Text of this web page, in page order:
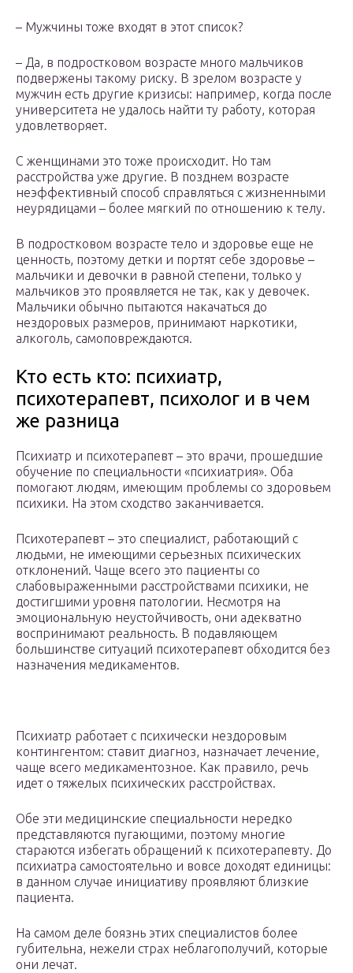
– Мужчины тоже входят в этот список?
– Да, в подростковом возрасте много мальчиков
подвержены такому риску. В зрелом возрасте у
мужчин есть другие кризисы: например, когда после
университета не удалось найти ту работу, которая
удовлетворяет.
С женщинами это тоже происходит. Но там
расстройства уже другие. В позднем возрасте
неэффективный способ справляться с жизненными
неурядицами – более мягкий по отношению к телу.
В подростковом возрасте тело и здоровье еще не
ценность, поэтому детки и портят себе здоровье –
мальчики и девочки в равной степени, только у
мальчиков это проявляется не так, как у девочек.
Мальчики обычно пытаются накачаться до
нездоровых размеров, принимают наркотики,
алкоголь, самоповреждаются.
Кто есть кто: психиатр,
психотерапевт, психолог и в чем
же разница
Психиатр и психотерапевт – это врачи, прошедшие
обучение по специальности «психиатрия». Оба
помогают людям, имеющим проблемы со здоровьем
психики. На этом сходство заканчивается.
Психотерапевт – это специалист, работающий с
людьми, не имеющими серьезных психических
отклонений. Чаще всего это пациенты со
слабовыраженными расстройствами психики, не
достигшими уровня патологии. Несмотря на
эмоциональную неустойчивость, они адекватно
воспринимают реальность. В подавляющем
большинстве ситуаций психотерапевт обходится без
назначения медикаментов.
Психиатр работает с психически нездоровым
контингентом: ставит диагноз, назначает лечение,
чаще всего медикаментозное. Как правило, речь
идет о тяжелых психических расстройствах.
Обе эти медицинские специальности нередко
представляются пугающими, поэтому многие
стараются избегать обращений к психотерапевту. До
психиатра самостоятельно и вовсе доходят единицы:
в данном случае инициативу проявляют близкие
пациента.
На самом деле боязнь этих специалистов более
губительна, нежели страх неблагополучий, которые
они лечат.